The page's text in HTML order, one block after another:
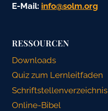
E-Mail: gro.mlos@ofni
RESSOURCEN
Downloads
Quiz zum Lernleitfaden
Schriftstellenverzeichnis
Online-Bibel